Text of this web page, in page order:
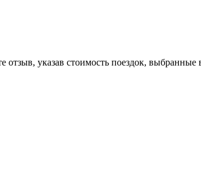
отзыв, указав стоимость поездок,